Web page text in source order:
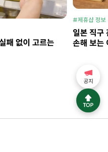
패 없이 고르는
#제휴샵 정보
일본 직구
손해 보는
공지